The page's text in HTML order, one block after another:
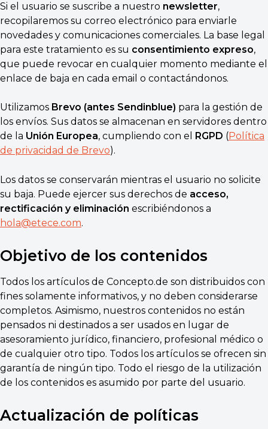
Si el usuario se suscribe a nuestro newsletter,
recopilaremos su correo electrónico para enviarle
novedades y comunicaciones comerciales. La base legal
para este tratamiento es su consentimiento expreso,
que puede revocar en cualquier momento mediante el
enlace de baja en cada email o contactándonos.
Utilizamos Brevo (antes Sendinblue) para la gestión de
los envíos. Sus datos se almacenan en servidores dentro
de la Unión Europea, cumpliendo con el RGPD (Política
de privacidad de Brevo).
Los datos se conservarán mientras el usuario no solicite
su baja. Puede ejercer sus derechos de acceso,
rectificación y eliminación escribiéndonos a
hola@etece.com.
Objetivo de los contenidos
Todos los artículos de Concepto.de son distribuidos con
fines solamente informativos, y no deben considerarse
completos. Asimismo, nuestros contenidos no están
pensados ni destinados a ser usados en lugar de
asesoramiento jurídico, financiero, profesional médico o
de cualquier otro tipo. Todos los artículos se ofrecen sin
garantía de ningún tipo. Todo el riesgo de la utilización
de los contenidos es asumido por parte del usuario.
Actualización de políticas